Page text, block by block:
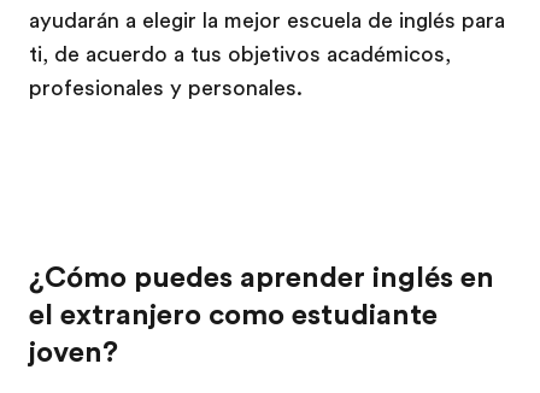
ayudarán a elegir la mejor escuela de inglés para
ti, de acuerdo a tus objetivos académicos,
profesionales y personales.
¿Cómo puedes aprender inglés en
el extranjero como estudiante
joven?